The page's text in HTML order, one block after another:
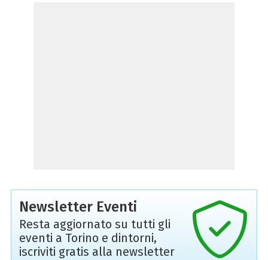
Newsletter Eventi
Resta aggiornato su tutti gli
eventi a Torino e dintorni,
iscriviti gratis alla newsletter